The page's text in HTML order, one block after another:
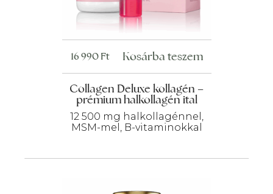
Collagen Deluxe kollagén –
prémium halkollagén ital
12 500 mg halkollagénnel,
MSM-mel, B-vitaminokkal
16 990Ft Kosárba teszem